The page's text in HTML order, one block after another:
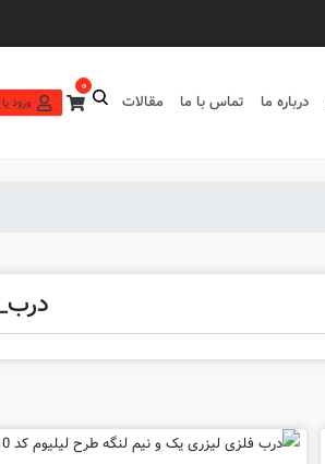
درباره ما تماس با ما مقالات
0
ورود